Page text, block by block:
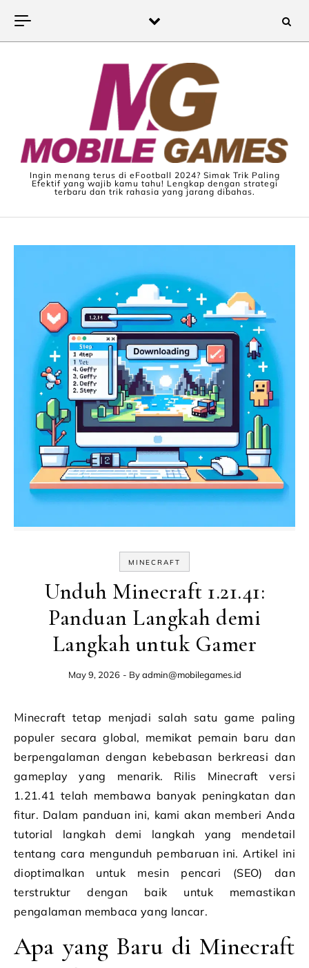
Ingin menang terus di eFootball 2024? Simak Trik Paling
Efektif yang wajib kamu tahu! Lengkap dengan strategi
terbaru dan trik rahasia yang jarang dibahas.
MINECRAFT
Unduh Minecraft 1.21.41:
Panduan Langkah demi
Langkah untuk Gamer
May 9, 2026 - Byadmin@mobilegames.id
Minecraft tetap menjadi salah satu game paling
populer secara global, memikat pemain baru dan
berpengalaman dengan kebebasan berkreasi dan
gameplay yang menarik. Rilis Minecraft versi
1.21.41 telah membawa banyak peningkatan dan
fitur. Dalam panduan ini, kami akan memberi Anda
tutorial langkah demi langkah yang mendetail
tentang cara mengunduh pembaruan ini. Artikel ini
dioptimalkan untuk mesin pencari (SEO) dan
terstruktur dengan baik untuk memastikan
pengalaman membaca yang lancar.
Apa yang Baru di Minecraft